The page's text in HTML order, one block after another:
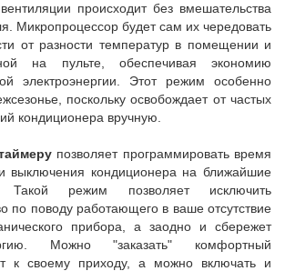
происходит без вмешательства
Микропроцессор будет сам их чередовать
от разности температур в помещении и
на пульте, обеспечивая экономию
электроэнергии. Этот режим особенно
поскольку освобождает от частых
кондиционера вручную.
позволяет программировать время
выключения кондиционера на ближайшие
режим позволяет исключить
по поводу работающего в ваше отсутствие
прибора, а заодно и сбережет
Можно "заказать" комфортный
к своему приходу, а можно включать и